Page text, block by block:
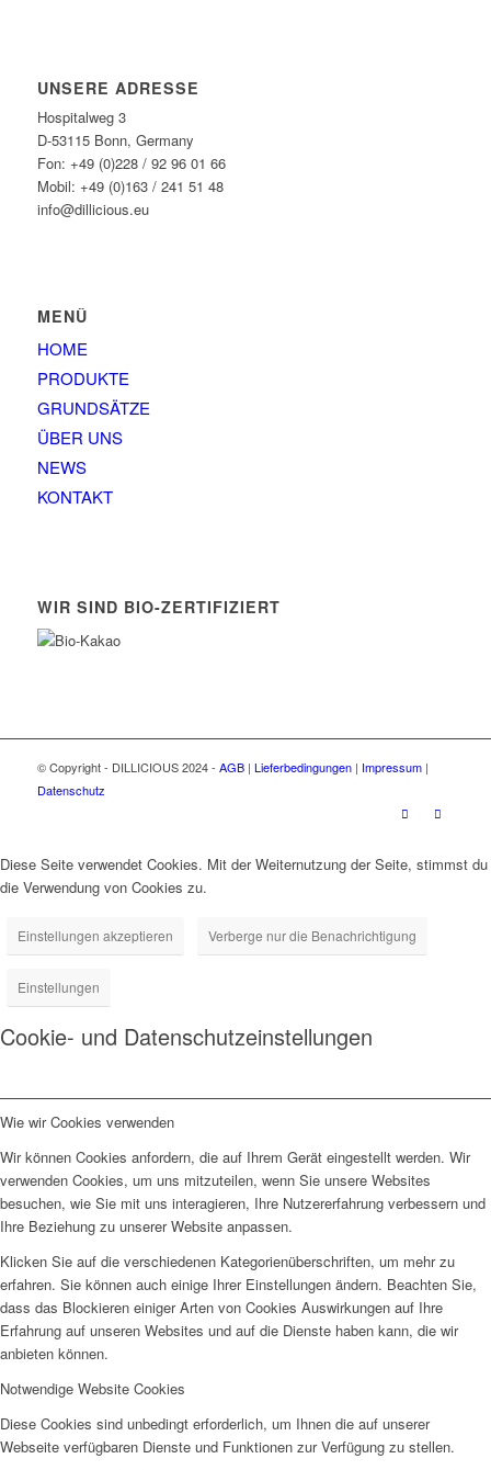
UNSERE ADRESSE
Hospitalweg 3
D-53115 Bonn, Germany
Fon: +49 (0)228 / 92 96 01 66
Mobil: +49 (0)163 / 241 51 48
info@dillicious.eu
MENÜ
HOME
PRODUKTE
GRUNDSÄTZE
ÜBER UNS
NEWS
KONTAKT
WIR SIND BIO-ZERTIFIZIERT
© Copyright - DILLICIOUS 2024 - AGB| Lieferbedingungen| Impressum|
Datenschutz
Diese Seite verwendet Cookies. Mit der Weiternutzung der Seite, stimmst du
die Verwendung von Cookies zu.
Einstellungen akzeptieren Verberge nur die Benachrichtigung
Einstellungen
Cookie- und Datenschutzeinstellungen
Wie wir Cookies verwenden
Wir können Cookies anfordern, die auf Ihrem Gerät eingestellt werden. Wir
verwenden Cookies, um uns mitzuteilen, wenn Sie unsere Websites
besuchen, wie Sie mit uns interagieren, Ihre Nutzererfahrung verbessern und
Ihre Beziehung zu unserer Website anpassen.
Klicken Sie auf die verschiedenen Kategorienüberschriften, um mehr zu
erfahren. Sie können auch einige Ihrer Einstellungen ändern. Beachten Sie,
dass das Blockieren einiger Arten von Cookies Auswirkungen auf Ihre
Erfahrung auf unseren Websites und auf die Dienste haben kann, die wir
anbieten können.
Notwendige Website Cookies
Diese Cookies sind unbedingt erforderlich, um Ihnen die auf unserer
Webseite verfügbaren Dienste und Funktionen zur Verfügung zu stellen.